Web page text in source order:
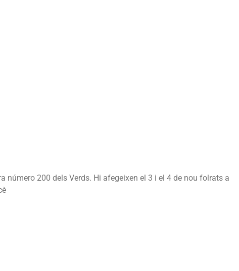
número 200 dels Verds. Hi afegeixen el 3 i el 4 de nou folrats a